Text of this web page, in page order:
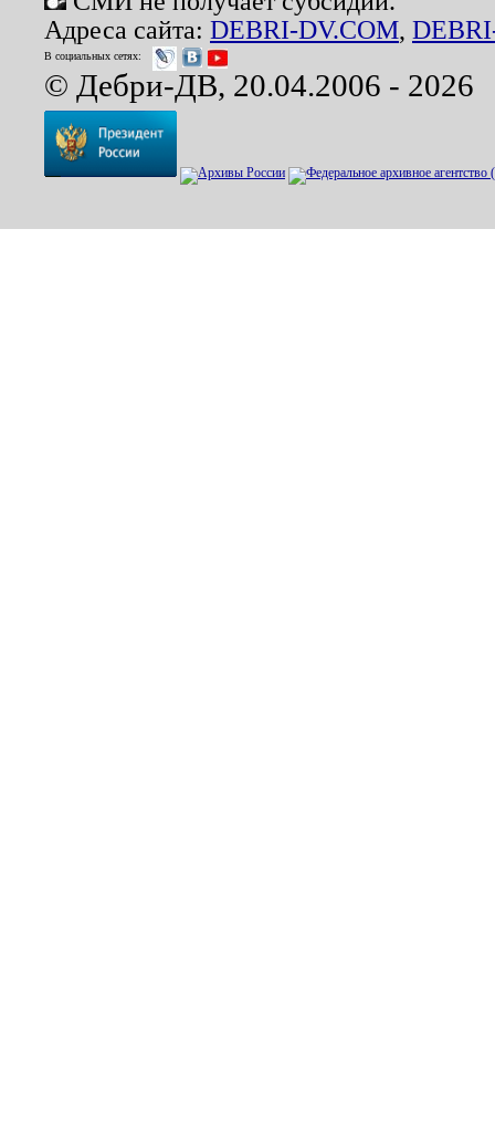
Адреса сайта: DEBRI-DV.COM,
В социальных сетях:
© Дебри-ДВ, 20.04.2006 - 2026